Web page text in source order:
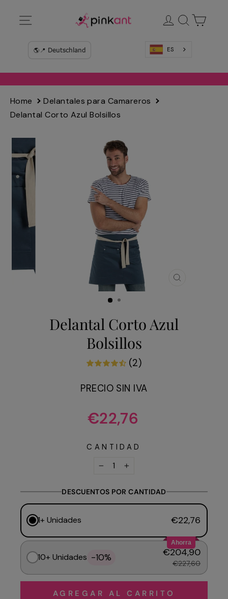
directamente
Ingresar
Buscar
ES
Home
Delantales para Camareros
Delantal Corto Azul Bolsillos
Delantal Corto Azul
Bolsillos
(2)
PRECIO SIN IVA
Precio
habitual
€22,76
CANTIDAD
DESCUENTOS POR CANTIDAD
1+ Unidades €22,76
Ahorra
10+ Unidades -10% €204,90
€227,60
AGREGAR AL CARRITO